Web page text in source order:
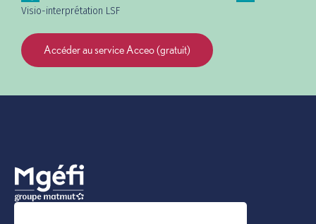
Visio-interprétation LSF
Accéder au service Acceo (gratuit)
Image